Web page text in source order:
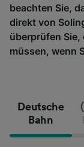
beachten Sie,
direkt von
überprüfen Sie,
müssen, wenn
Deutsche
Bahn